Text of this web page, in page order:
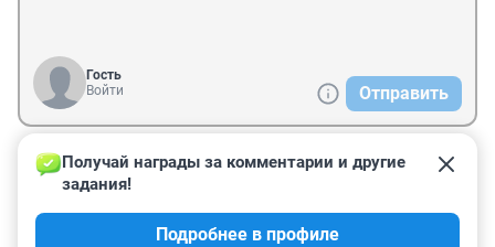
Гость
Войти
Отправить
Гость
26 ноября 2025, 10:32
не умеешь не берись, я каждую осень подключаю газ
к обычной печке, и нормально все
Получай награды за комментарии и другие
задания!
Подробнее в профиле